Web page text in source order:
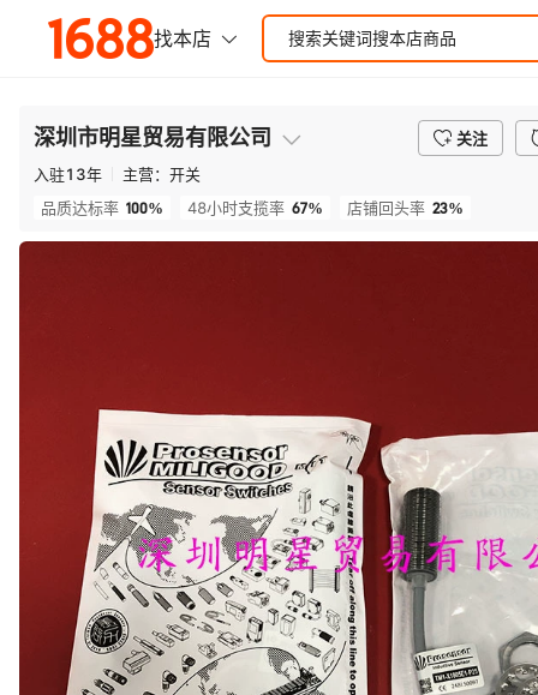
深圳市明星贸易有限公司
关注
入驻13年 主营： 开关
品质达标率 100% 48小时支揽率 67% 店铺回头率 23%